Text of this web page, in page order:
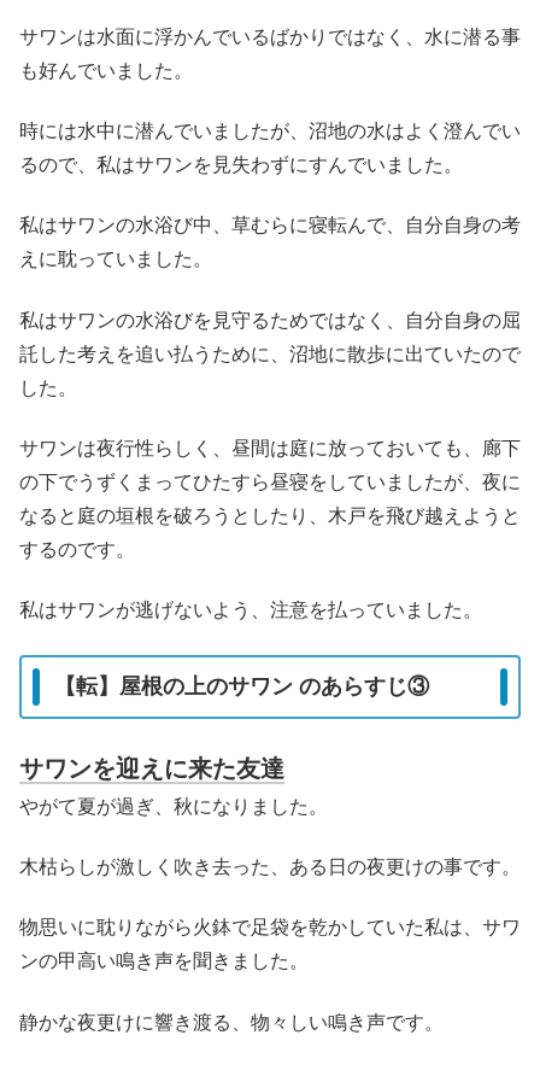
サワンは水面に浮かんでいるばかりではなく、水に潜る事
も好んでいました。
時には水中に潜んでいましたが、沼地の水はよく澄んでい
るので、私はサワンを見失わずにすんでいました。
私はサワンの水浴び中、草むらに寝転んで、自分自身の考
えに耽っていました。
私はサワンの水浴びを見守るためではなく、自分自身の屈
託した考えを追い払うために、沼地に散歩に出ていたので
した。
サワンは夜行性らしく、昼間は庭に放っておいても、廊下
の下でうずくまってひたすら昼寝をしていましたが、夜に
なると庭の垣根を破ろうとしたり、木戸を飛び越えようと
するのです。
私はサワンが逃げないよう、注意を払っていました。
【転】屋根の上のサワン のあらすじ③
サワンを迎えに来た友達
やがて夏が過ぎ、秋になりました。
木枯らしが激しく吹き去った、ある日の夜更けの事です。
物思いに耽りながら火鉢で足袋を乾かしていた私は、サワ
ンの甲高い鳴き声を聞きました。
静かな夜更けに響き渡る、物々しい鳴き声です。